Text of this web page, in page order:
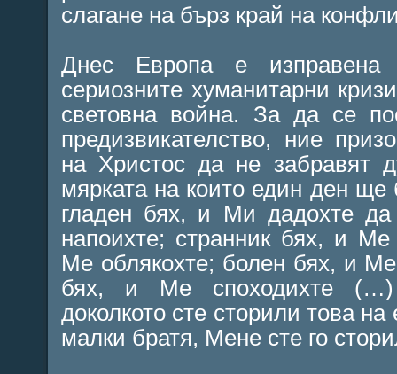
слагане на бърз край на
Днес Европа е
сериозните хуманитарни
световна война. За да се
предизвикателство, ние
на Христос да не забравят
мярката на които един ден
гладен бях, и Ми дадохте
напоихте; странник бях, и
Ме облякохте; болен бях, и
бях, и Ме споходихте (…)
доколкото сте сторили това
малки братя, Мене сте го